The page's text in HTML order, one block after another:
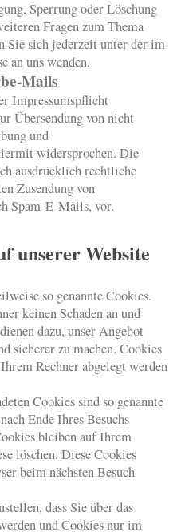
Sperrung oder Löschung
Fragen zum Thema
Sie sich jederzeit unter der im
an uns wenden.
Mails
Impressumspflicht
Übersendung von nicht
und
widersprochen. Die
ausdrücklich rechtliche
Zusendung von
Spam-E-Mails, vor.
unserer Website
so genannte Cookies.
keinen Schaden an und
dazu, unser Angebot
sicherer zu machen. Cookies
Rechner abgelegt werden
Cookies sind so genannte
Ende Ihres Besuchs
bleiben auf Ihrem
löschen. Diese Cookies
beim nächsten Besuch
dass Sie über das
und Cookies nur im